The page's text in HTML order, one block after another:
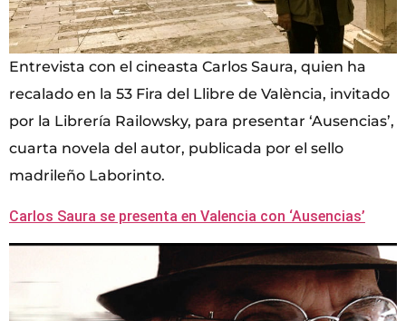
Entrevista con el cineasta Carlos Saura, quien ha
recalado en la 53 Fira del Llibre de València, invitado
por la Librería Railowsky, para presentar ‘Ausencias’,
cuarta novela del autor, publicada por el sello
madrileño Laborinto.
Carlos Saura se presenta en Valencia con ‘Ausencias’